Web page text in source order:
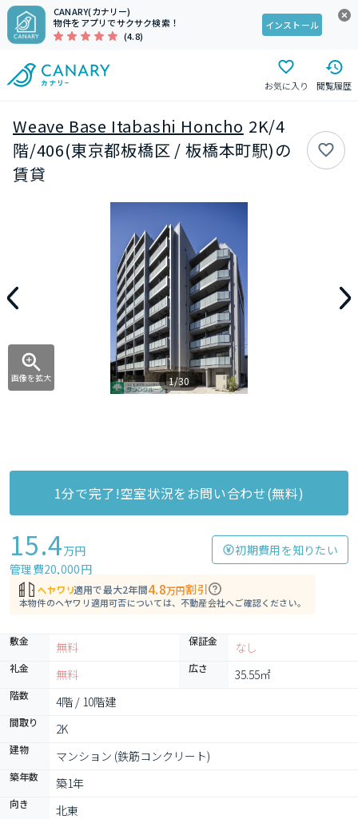
CANARY(カナリー)
物件をアプリでサクサク検索！
(4.8)
インストール
お気に入り 閲覧履歴
Weave Base Itabashi Honcho 2K/4
階/406(東京都板橋区 / 板橋本町駅)の
賃貸
画像を拡大 1/30
1分で完了!空室状況をお問い合わせ(無料)
15.4万円
管理費20,000円
初期費用を知りたい
適用で最大2年間4.8万円割引
本物件のヘヤワリ適用可否については、不動産会社へご確認ください。
敷金 無料 保証金 なし
礼金 無料 広さ 35.55㎡
階数 4階 / 10階建
間取り 2K
建物 マンション (鉄筋コンクリート)
築年数 築1年
向き 北東